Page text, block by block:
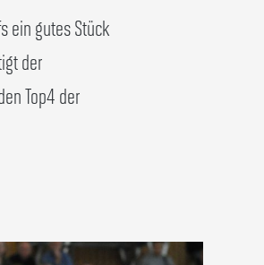
ein gutes Stück
der
Top4 der